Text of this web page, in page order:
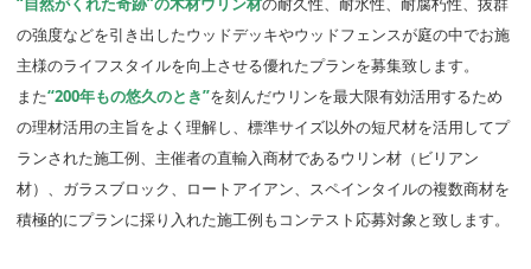
の強度などを引き出したウッドデッキやウッドフェンスが庭の中でお施
主様のライフスタイルを向上させる優れたプランを募集致します。
また“200年もの悠久のとき”を刻んだウリンを最大限有効活用するため
の理材活用の主旨をよく理解し、標準サイズ以外の短尺材を活用してプ
ランされた施工例、主催者の直輸入商材であるウリン材（ビリアン
材）、ガラスブロック、ロートアイアン、スペインタイルの複数商材を
積極的にプランに採り入れた施工例もコンテスト応募対象と致します。